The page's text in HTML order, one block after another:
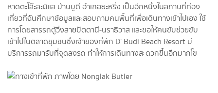
หาดตะโล๊ะสะมิแล บ้านบูดี อำเภอยะหริ่ง เป็นอีกหนึ่งในสถานที่ท่อง
เที่ยวที่ฉันศึกษาข้อมูลและสอบถามคนพื้นที่เพื่อเดินทางเข้าไปเอง ใช้
การโดยสารรถตู้วิ่งสายปัตตานี-นราธิวาส และขอให้คนขับช่วยขับ
เข้าไปในตลาดชุมชนซึ่งเจ้าของที่พัก D’ Budi Beach Resort มี
บริการรถมารับที่จุดลงรถ ทำให้การเดินทางสะดวกขึ้นอีกมากโข